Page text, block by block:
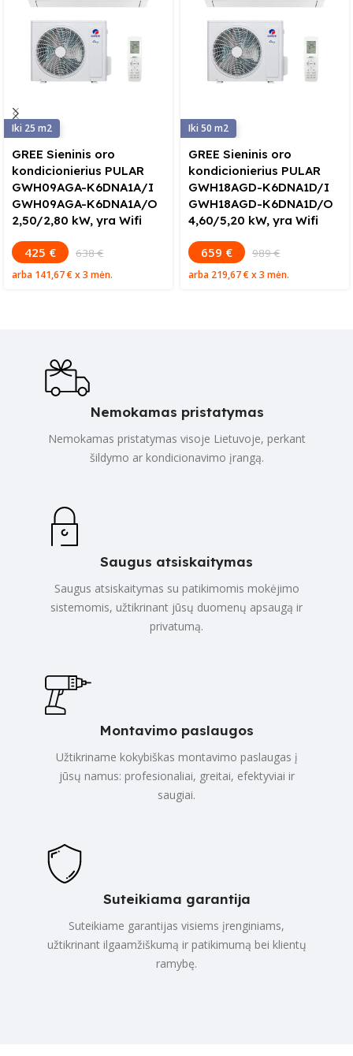
25
GREE Sieninis oro
kondicionierius PULAR
GWH09AGA-K6DNA1A/I
GWH09AGA-K6DNA1A/O
2,50/2,80 kW, yra Wifi
425 € 638 €
arba 141,67 €x 3 mėn.
50
GREE Sieninis oro
kondicionierius PULAR
GWH18AGD-K6DNA1D/I
GWH18AGD-K6DNA1D/O
4,60/5,20 kW, yra Wifi
659 € 989 €
arba 219,67 €x 3 mėn.
Nemokamas pristatymas
Nemokamas pristatymas visoje Lietuvoje, perkant
šildymo ar kondicionavimo įrangą.
Saugus atsiskaitymas
Saugus atsiskaitymas su patikimomis mokėjimo
sistemomis, užtikrinant jūsų duomenų apsaugą ir
privatumą.
Montavimo paslaugos
Užtikriname kokybiškas montavimo paslaugas į
jūsų namus: profesionaliai, greitai, efektyviai ir
saugiai.
Suteikiama garantija
Suteikiame garantijas visiems įrenginiams,
užtikrinant ilgaamžiškumą ir patikimumą bei klientų
ramybę.